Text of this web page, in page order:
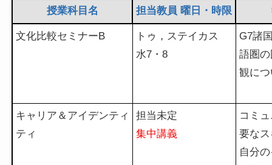
授業科目名 担当教員 曜日・時限
文化比較セミナーB
トゥ，ステイカス
水7・8
G7諸
語圏
観に
キャリア＆アイデンティ
ティ
担当未定
集中講義
コミ
要な
自分